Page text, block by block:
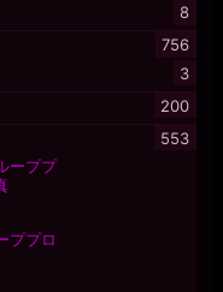
8
756
3
200
553